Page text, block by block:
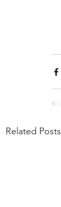
Related Posts